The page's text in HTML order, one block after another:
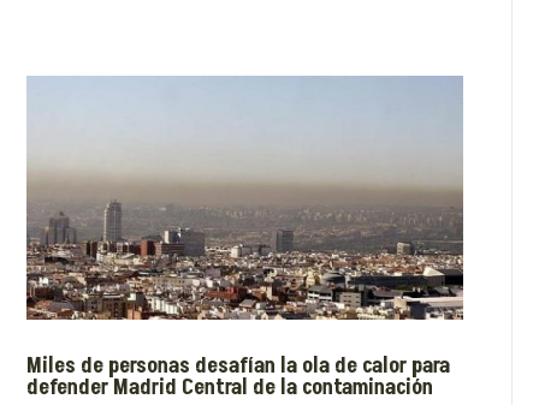
Miles de personas desafían la ola de calor para
defender Madrid Central de la contaminación